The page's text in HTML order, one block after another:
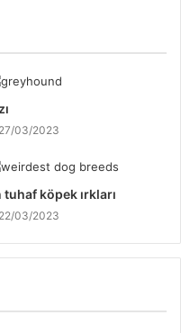
27/03/2023
tuhaf köpek ırkları
22/03/2023